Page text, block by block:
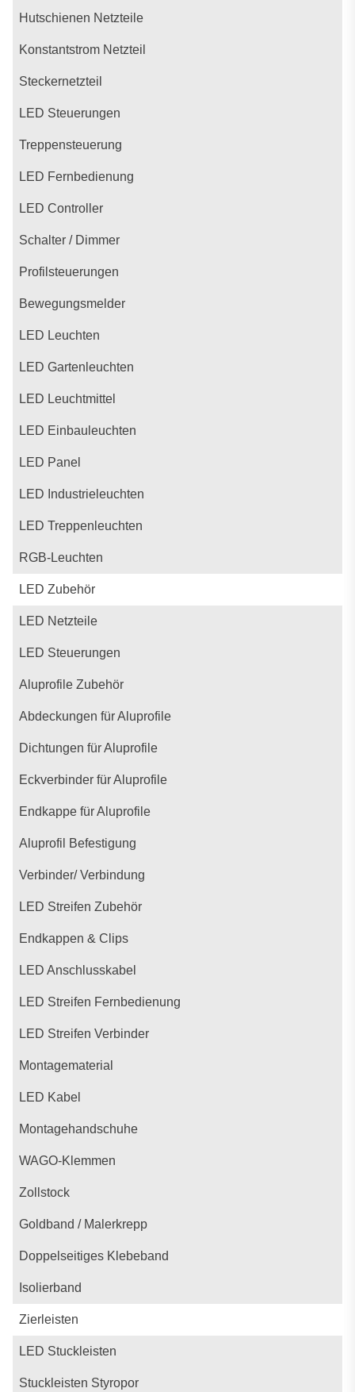
Hutschienen Netzteile
Konstantstrom Netzteil
Steckernetzteil
LED Steuerungen
Treppensteuerung
LED Fernbedienung
LED Controller
Schalter / Dimmer
Profilsteuerungen
Bewegungsmelder
LED Leuchten
LED Gartenleuchten
LED Leuchtmittel
LED Einbauleuchten
LED Panel
LED Industrieleuchten
LED Treppenleuchten
RGB-Leuchten
LED Zubehör
LED Netzteile
LED Steuerungen
Aluprofile Zubehör
Abdeckungen für Aluprofile
Dichtungen für Aluprofile
Eckverbinder für Aluprofile
Endkappe für Aluprofile
Aluprofil Befestigung
Verbinder/ Verbindung
LED Streifen Zubehör
Endkappen & Clips
LED Anschlusskabel
LED Streifen Fernbedienung
LED Streifen Verbinder
Montagematerial
LED Kabel
Montagehandschuhe
WAGO-Klemmen
Zollstock
Goldband / Malerkrepp
Doppelseitiges Klebeband
Isolierband
Zierleisten
LED Stuckleisten
Stuckleisten Styropor